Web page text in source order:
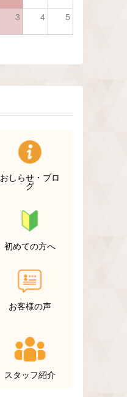
3 4 5
おしらせ・ブロ
グ
初めての方へ
お客様の声
スタッフ紹介